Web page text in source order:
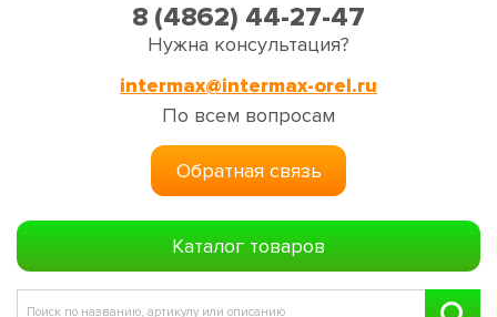
8 (4862) 44-27-47
Нужна консультация?
intermax@intermax-orel.ru
По всем вопросам
Обратная связь
Каталог товаров